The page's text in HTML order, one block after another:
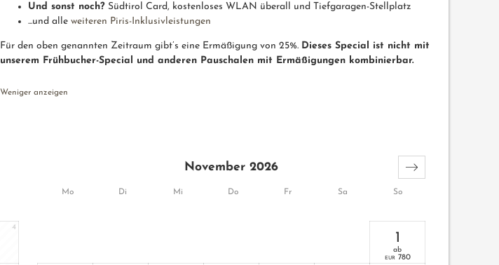
Und sonst noch? Südtirol Card, kostenloses WLAN überall und Tiefgaragen-Stellplatz
...und alle weiteren Piris-Inklusivleistungen
Für den oben genannten Zeitraum gibt’s eine Ermäßigung von 25%. Dieses Special ist nicht mit
unserem Frühbucher-Special und anderen Pauschalen mit Ermäßigungen kombinierbar.
Weniger anzeigen
Mo Di Mi Do Fr Sa So
4
November 2026
1
ab
EUR 780